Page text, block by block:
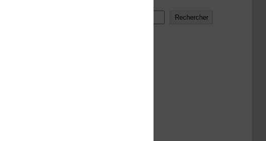
Rechercher